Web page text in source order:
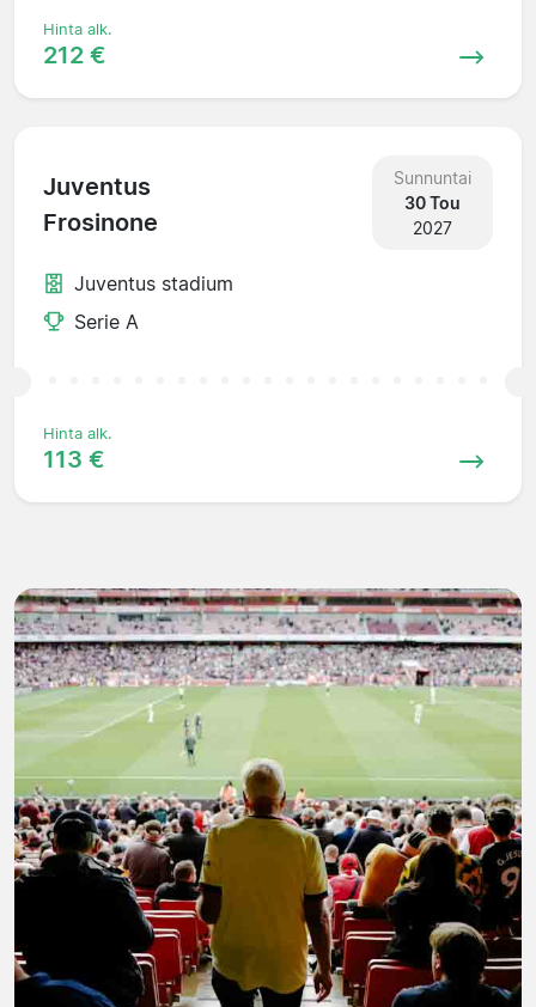
Hinta alk.
212 €
Juventus
Frosinone
Sunnuntai
30 Tou
2027
Juventus stadium
Serie A
Hinta alk.
113 €